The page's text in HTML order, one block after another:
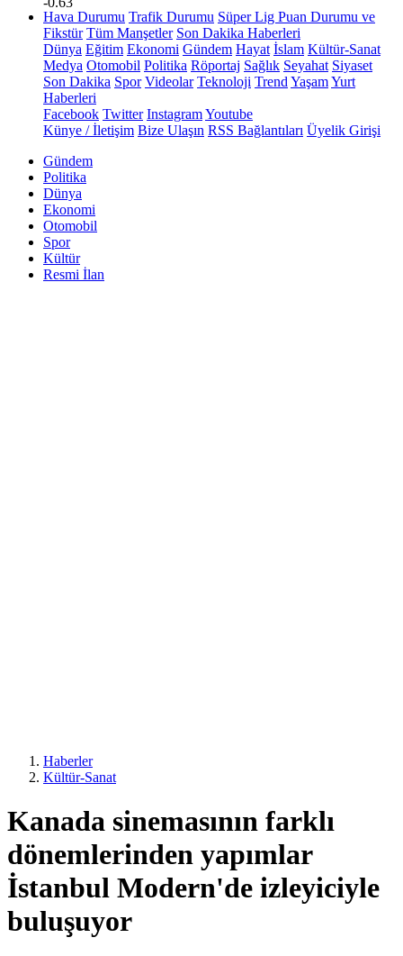
Hava Durumu Trafik Durumu Süper Lig Puan Durumu ve
Fikstür Tüm Manşetler Son Dakika Haberleri
Dünya Eğitim Ekonomi Gündem Hayat İslam Kültür-Sanat
Medya Otomobil Politika Röportaj Sağlık Seyahat Siyaset
Son Dakika Spor Videolar Teknoloji Trend YaşamYurt
Haberleri
Facebook Twitter InstagramYoutube
Künye / İletişim Bize Ulaşın RSS Bağlantıları Üyelik Girişi
Gündem
Politika
Dünya
Ekonomi
Otomobil
Spor
Kültür
Resmi İlan
Haberler
Kültür-Sanat
Kanada sinemasının farklı
dönemlerinden yapımlar
İstanbul Modern'de izleyiciyle
buluşuyor